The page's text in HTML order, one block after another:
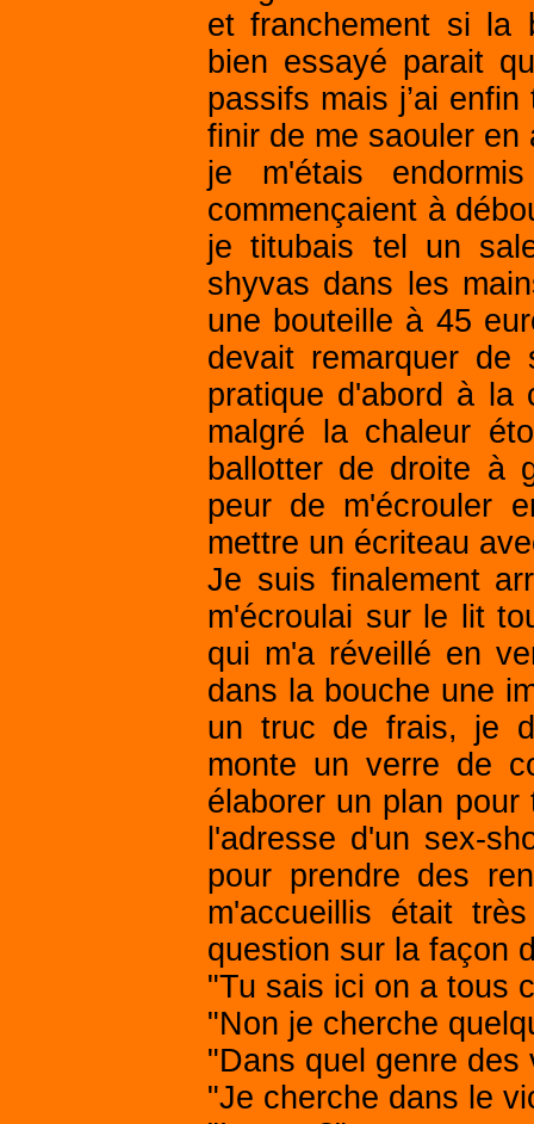
et franchement si la
bien essayé parait
passifs mais j’ai
finir de me saouler
je m'étais
commençaient à
je titubais tel un
shyvas dans les
une bouteille à 45
devait remarquer
pratique d'abord à la
malgré la chaleur
ballotter de droite à
peur de m'écrouler
mettre un écriteau
Je suis finalement
m'écroulai sur le lit
qui m'a réveillé en
dans la bouche une
un truc de frais, je
monte un verre de
élaborer un plan
l'adresse d'un sex-
pour prendre des
m'accueillis était
question sur la façon
"Tu sais ici on a tous
"Non je cherche
"Dans quel genre
"Je cherche dans le